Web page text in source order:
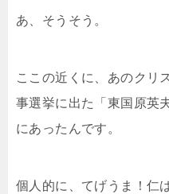
あ、そうそう。
ここの近くに、あのクリ
事選挙に出た「東国原英
にあったんです。
個人的に、てげうま！仁